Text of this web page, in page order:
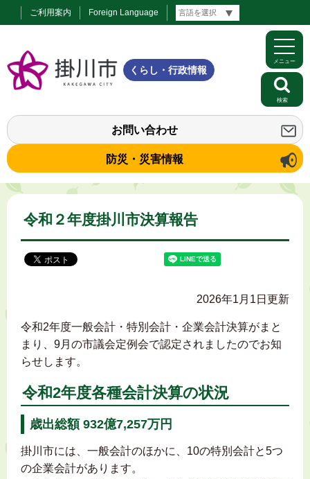
ご利用案内 Foreign Language
くらし・行政情報
お問い合わせ
防災・災害情報
メニュー
検索
令和２年度掛川市決算報告
2026年1月1日更新
令和2年度一般会計・特別会計・企業会計決算がまと
まり、9月の市議会定例会で認定されましたのでお知
らせします。
令和2年度各種会計決算の状況
歳出総額 932億7,257万円
掛川市には、一般会計のほかに、10の特別会計と5つ
の企業会計があります。